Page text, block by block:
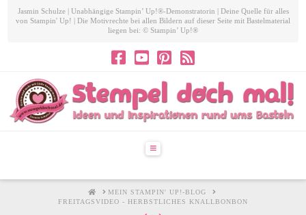
Jasmin Schulze | Unabhängige Stampin’ Up!®-Demonstratorin | Deine Quelle für alles
von Stampin' Up! | Die Motivrechte bei allen Bildern auf dieser Seite mit Bastelmaterial
liegen bei: © Stampin’ Up!®
Navigation
HOMEMEIN STAMPIN' UP!-BLOG
FREITAGSVIDEO - HERBSTLICHES KNALLBONBON